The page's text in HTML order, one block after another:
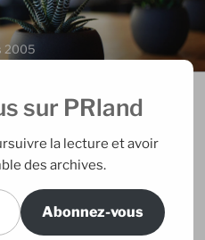
2005
à 20h20 sur internet
le câble et le satellite. Elle
sur PRland
la lecture et avoir
des archives.
Abonnez-vous